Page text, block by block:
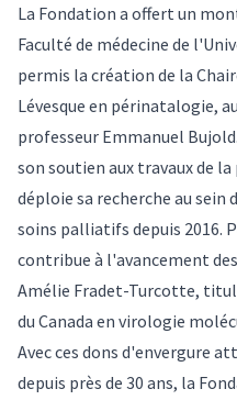
La Fondation a offert un
Faculté de médecine de
permis la création de la
Lévesque en périnatalogie,
professeur Emmanuel
son soutien aux travaux de
déploie sa recherche au sein
soins palliatifs depuis 2016.
contribue à l'avancement
Amélie Fradet-Turcotte,
du Canada en virologie
Avec ces dons d'envergure
depuis près de 30 ans, la